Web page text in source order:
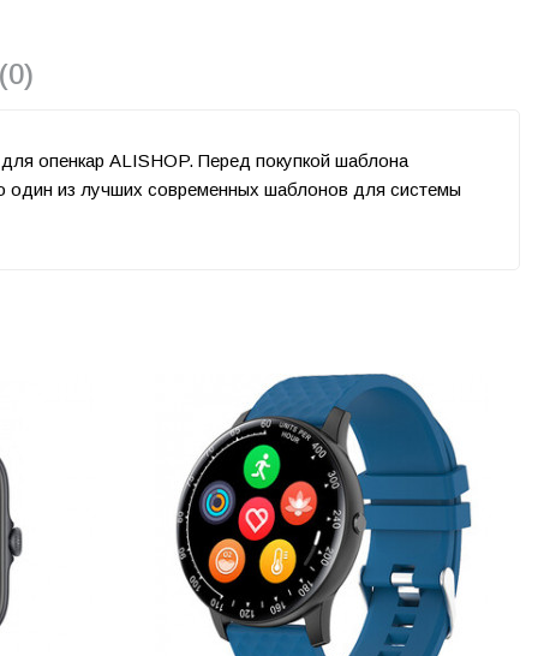
опенкар ALISHOP. Перед покупкой шаблона
один из лучших современных шаблонов для системы